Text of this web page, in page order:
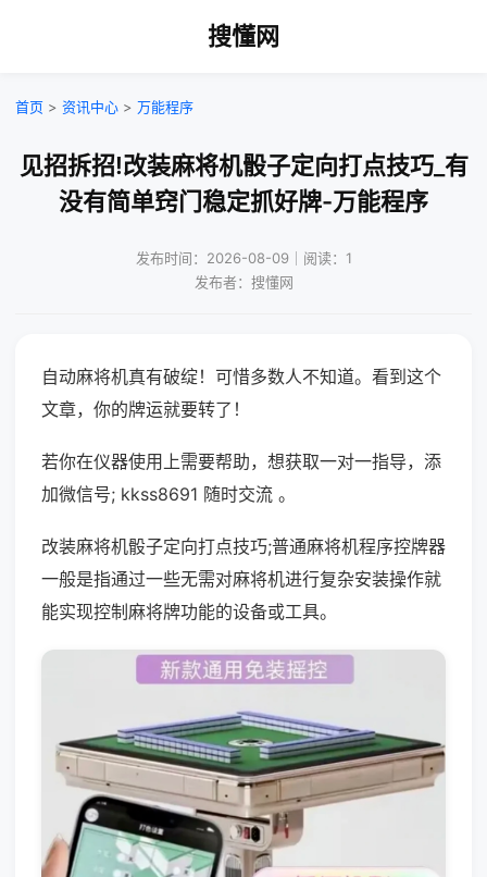
搜懂网
首页 > 资讯中心 > 万能程序
见招拆招!改装麻将机骰子定向打点技巧_有
没有简单窍门稳定抓好牌-万能程序
发布时间：2026-08-09｜阅读：1
发布者：搜懂网
自动麻将机真有破绽！可惜多数人不知道。看到这个
文章，你的牌运就要转了！
若你在仪器使用上需要帮助，想获取一对一指导，添
加微信号; kkss8691 随时交流 。
改装麻将机骰子定向打点技巧;普通麻将机程序控牌器
一般是指通过一些无需对麻将机进行复杂安装操作就
能实现控制麻将牌功能的设备或工具。